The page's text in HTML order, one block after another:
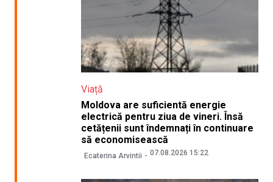
Viață
Moldova are suficientă energie
electrică pentru ziua de vineri. Însă
cetățenii sunt îndemnați în continuare
să economisească
Ecaterina Arvintii 07.08.2026 15:22